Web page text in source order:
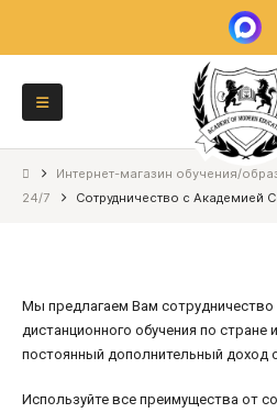
Интернет-магазин обучения/
24/7
Сотрудничество с Академией
Мы предлагаем Вам сотрудничество
дистанционного обучения по стране
постоянный дополнительный доход
Используйте все преимущества от